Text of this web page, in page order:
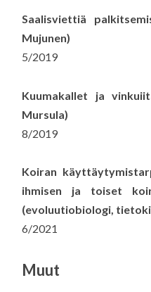
Saalisviettiä
Mujunen)
5/2019
Kuumakallet ja
Mursula)
8/2019
Koiran
ihmisen ja toiset
(evoluutiobiologi,
6/2021
Muut